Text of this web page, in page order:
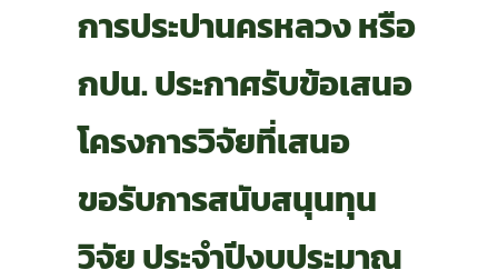
การประปานครหลวง หรือ
กปน. ประกาศรับข้อเสนอ
โครงการวิจัยที่เสนอ
ขอรับการสนับสนุนทุน
วิจัย ประจำปีงบประมาณ